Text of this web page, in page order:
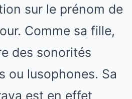
sur le prénom de
Comme sa fille,
des sonorités
ou lusophones. Sa
est en effet